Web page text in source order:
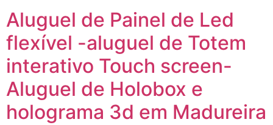
Aluguel de Painel de Led
flexível -aluguel de Totem
interativo Touch screen-
Aluguel de Holobox e
holograma 3d em Madureira